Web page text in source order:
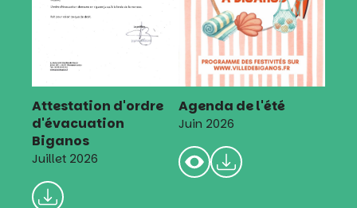
Attestation d'ordre
d'évacuation
Biganos
Juillet 2026
Agenda de l'été
Juin 2026